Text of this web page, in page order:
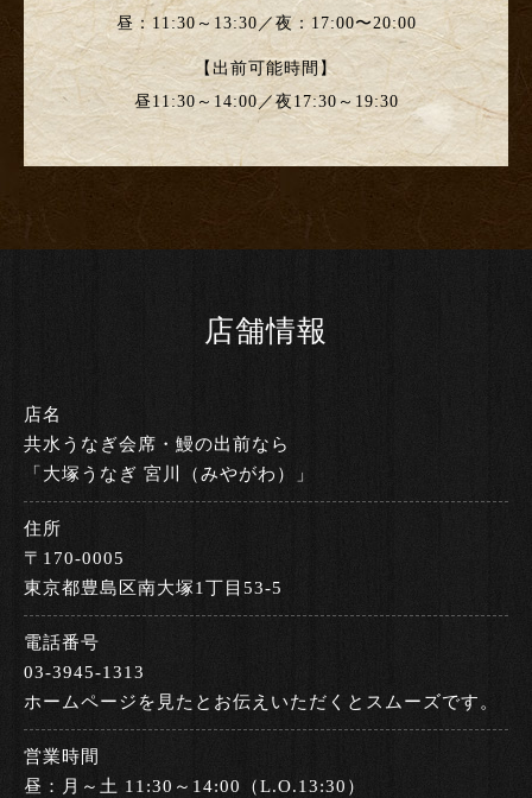
昼：11:30～13:30／夜：17:00〜20:00
【出前可能時間】
昼11:30～14:00／夜17:30～19:30
店舗情報
店名
共水うなぎ会席・鰻の出前なら
「大塚うなぎ 宮川（みやがわ）」
住所
〒170-0005
東京都豊島区南大塚1丁目53-5
電話番号
03-3945-1313
ホームページを見たとお伝えいただくとスムーズです。
営業時間
昼：月～土 11:30～14:00（L.O.13:30）